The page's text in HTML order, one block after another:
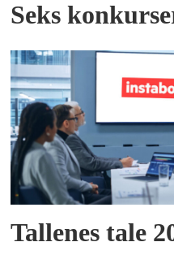
Seks
Tallenes tale